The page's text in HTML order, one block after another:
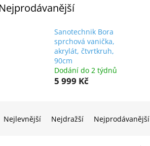
Nejprodávanější
Sanotechnik Bora
sprchová vanička,
akrylát, čtvrtkruh,
90cm
Dodání do 2 týdnů
5 999 Kč
Nejlevnější Nejdražší Nejprodávanější